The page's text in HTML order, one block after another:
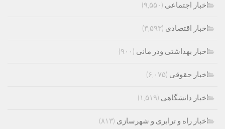
اخبار اجتماعی (۹,۵۵۰)
اخبار اقتصادی (۳,۵۹۳)
اخبار بهداشتی ودر مانی (۹۰۰)
اخبار حقوقی (۶,۰۷۵)
اخبار دانشگاهی (۱,۵۱۹)
اخبار راه و ترابری و شهرسازی (۸۱۳)